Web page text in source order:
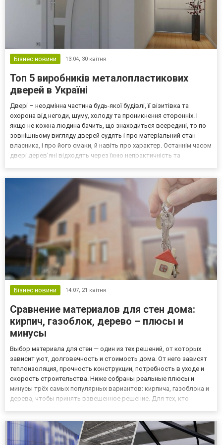
Бізнес новини 13:04, 30 квітня
Топ 5 виробників металопластикових
дверей в Україні
Двері – неодмінна частина будь-якої будівлі, її візитівка та
охорона від негоди, шуму, холоду та проникнення сторонніх. І
якщо не кожна людина бачить, що знаходиться всередині, то по
зовнішньому вигляду дверей судять і про матеріальний стан
власника, і про його смаки, й навіть про характер. Останнім часом
двері дерев’яні відходять через їхню непрактичність та
Бізнес новини 14:07, 21 квітня
Сравнение материалов для стен дома:
кирпич, газоблок, дерево – плюсы и
минусы
Выбор материала для стен — один из тех решений, от которых
зависит уют, долговечность и стоимость дома. От него зависят
теплоизоляция, прочность конструкции, потребность в уходе и
скорость строительства. Ниже собраны реальные плюсы и
минусы трёх самых популярных вариантов: кирпича, газоблока и
дерева, чтобы принять взвешенное решение. Для тех, кто